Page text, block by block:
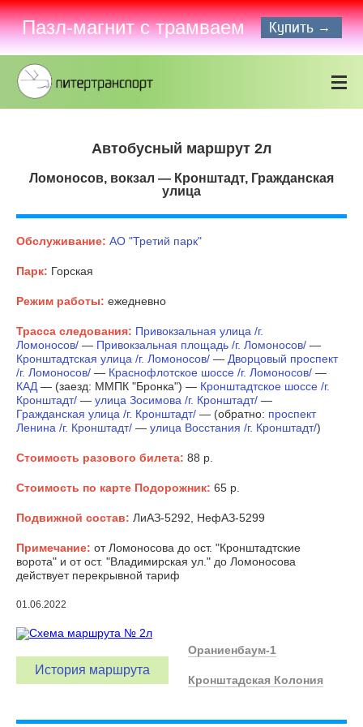
Пазл-магнит с трамваем Купить →
Автобусный маршрут 2л
Ломоносов, вокзал — Кронштадт, Гражданская
улица
Обслуживание: АО "Третий парк"
Парк: Горская
Режим работы: ежедневно
Трасса следования: Привокзальная улица /г.
Ломоносов/ — Привокзальная площадь /г. Ломоносов/ —
Кронштадтская улица /г. Ломоносов/ — Дворцовый проспект
/г. Ломоносов/ — Краснофлотское шоссе /г. Ломоносов/ —
КАД — (заезд: ММПК "Бронка") — Кронштадтское шоссе /г.
Кронштадт/ — улица Зосимова /г. Кронштадт/ —
Гражданская улица /г. Кронштадт/ — (обратно: проспект
Ленина /г. Кронштадт/ — улица Восстания /г. Кронштадт/)
Стоимость разового билета: 88 р.
Стоимость по карте Подорожник: 65 р.
Подвижной состав: ЛиАЗ-5292, НефАЗ-5299
Примечание: от Ломоносова до ост. "Кронштадтские
ворота" и от ост. "Владимирская ул." до Ломоносова
действует перекрывной тариф
01.06.2022
История маршрута
Ораниенбаум-1
Кронштадская Колония